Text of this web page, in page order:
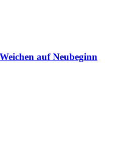
auf Neubeginn